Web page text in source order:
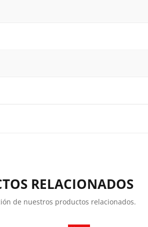
RELACIONADOS
de nuestros productos relacionados.